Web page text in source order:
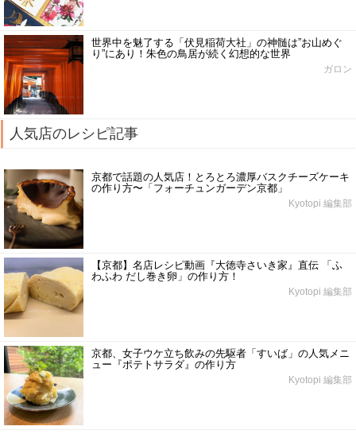
世界中を魅了する「伏見稲荷大社」の神髄は”お山めぐ
り”にあり！朱色の鳥居が続く幻想的な世界
ガロン
人気店のレシピ記事
京都で話題の人気店！とろとろ濃厚バスクチーズケーキ
の作り方〜「フォーチュンガーデン京都」
Kyotopi 編集部
【京都】名店レシピ動画『大徳寺さいき家』直伝 「ふ
わふわ だし巻き卵」の作り方！
Kyotopi 編集部
京都、女子ウケ立ち飲みの先駆者「すいば」の人気メニ
ュー『ポテトサラダ』の作り方
Kyotopi 編集部